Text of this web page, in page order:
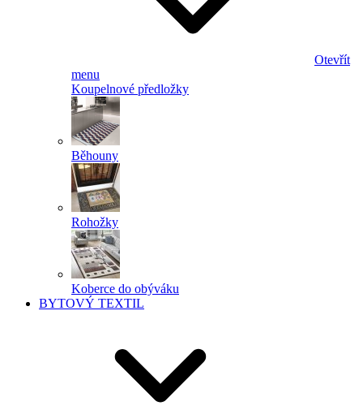
Otevřít
menu
Koupelnové předložky
Běhouny
Rohožky
Koberce do obýváku
BYTOVÝ TEXTIL